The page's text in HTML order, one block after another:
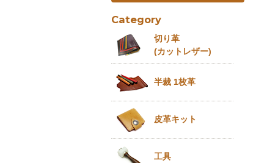
Category
切り革
(カットレザー)
半裁 1枚革
皮革キット
工具